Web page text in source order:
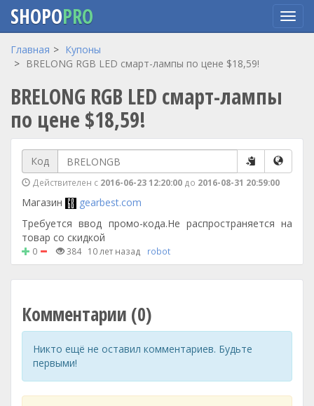
Перейти
содержанию
SHOPOPRO
Главная
Купоны
BRELONG RGB LED смарт-лампы по цене $18,59!
BRELONG RGB LED смарт-лампы
по цене $18,59!
Код
Действителен с 2016-06-23 12:20:00 до 2016-08-31 20:59:00
Магазин
gearbest.com
Требуется ввод промо-кода.Не распространяется на
товар со скидкой
0 384 10 лет назад robot
Комментарии (0)
Никто ещё не оставил комментариев. Будьте
первыми!